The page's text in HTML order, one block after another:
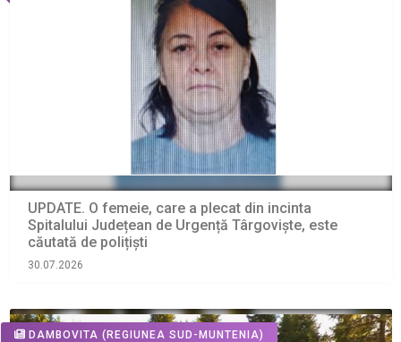
UPDATE. O femeie, care a plecat din incinta
Spitalului Județean de Urgență Târgoviște, este
căutată de polițiști
30.07.2026
DAMBOVITA (REGIUNEA SUD-MUNTENIA)